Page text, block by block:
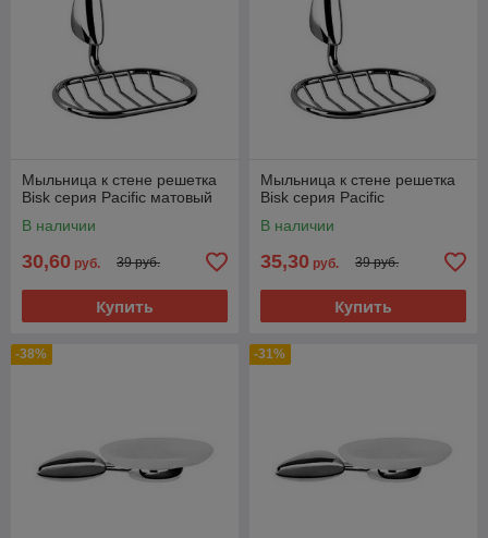
Мыльница к стене решетка
Bisk серия Pacific матовый
В наличии
30,60 руб. 39 руб.
Купить
Мыльница к стене решетка
Bisk серия Pacific
В наличии
35,30 руб. 39 руб.
Купить
-38% -31%